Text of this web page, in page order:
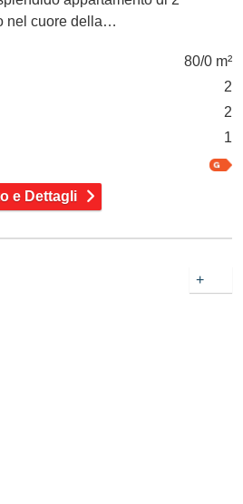
nel cuore della…
80/0 m²
2
2
1
e Dettagli
+